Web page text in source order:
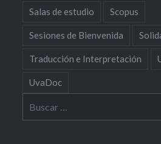
Salas de estudio Scopus
Sesiones de Bienvenida
Traducción e Interpretación
UvaDoc